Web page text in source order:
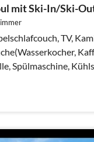
mit Ski-In/Ski-
TV,
Spülmaschine,